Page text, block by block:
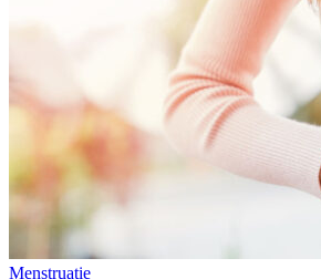
Menstruatie